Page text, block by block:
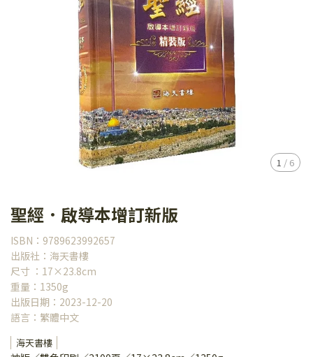
1 / 6
聖經．啟導本增訂新版
ISBN：9789623992657
出版社：海天書樓
尺寸 ：17×23.8cm
重量：1350g
出版日期：2023-12-20
語言：繁體中文
海天書樓